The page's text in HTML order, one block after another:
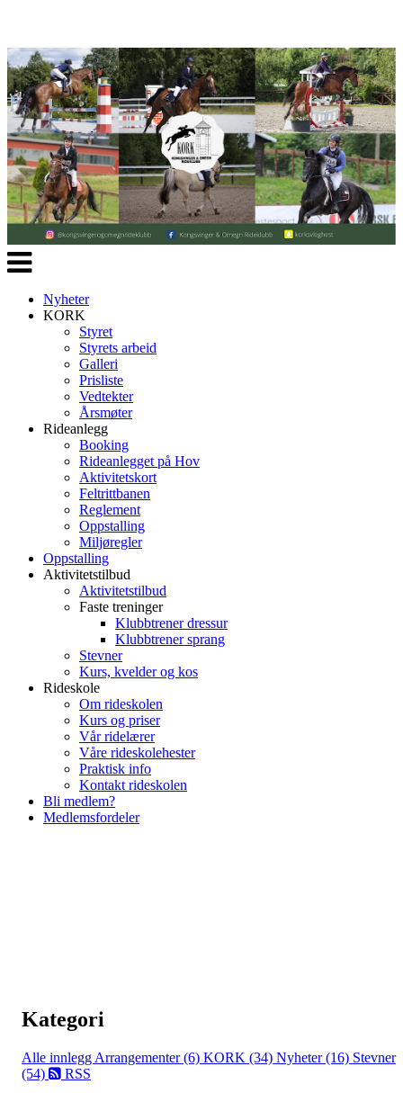
Veksle
navigasjon
Nyheter
KORK
Styret
Styrets arbeid
Galleri
Prisliste
Vedtekter
Årsmøter
Rideanlegg
Booking
Rideanlegget på Hov
Aktivitetskort
Feltrittbanen
Reglement
Oppstalling
Miljøregler
Oppstalling
Aktivitetstilbud
Aktivitetstilbud
Faste treninger
Klubbtrener dressur
Klubbtrener sprang
Stevner
Kurs, kvelder og kos
Rideskole
Om rideskolen
Kurs og priser
Vår ridelærer
Våre rideskolehester
Praktisk info
Kontakt rideskolen
Bli medlem?
Medlemsfordeler
Kategori
Alle innlegg Arrangementer (6) KORK (34) Nyheter (16) Stevner
(54)
RSS